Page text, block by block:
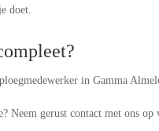
doet.
in Gamma
Neem gerust contact met ons